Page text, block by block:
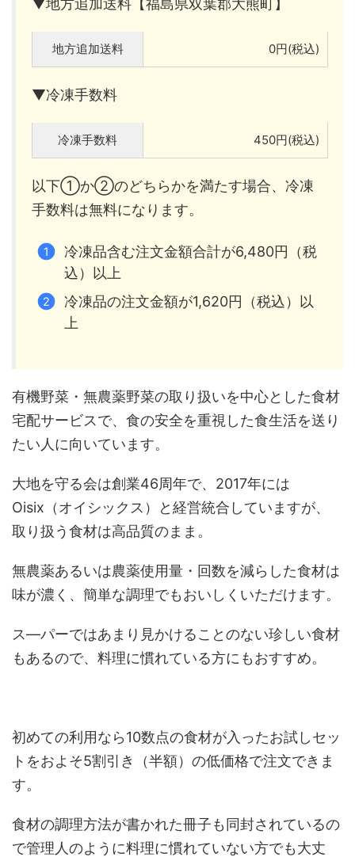
▼地方追加送料【福島県双葉郡大熊町】
地方追加送料 0円(税込)
▼冷凍手数料
冷凍手数料 450円(税込)
以下①か②のどちらかを満たす場合、冷凍
手数料は無料になります。
冷凍品含む注文金額合計が6,480円（税
込）以上
冷凍品の注文金額が1,620円（税込）以
上
有機野菜・無農薬野菜の取り扱いを中心とした食材
宅配サービスで、食の安全を重視した食生活を送り
たい人に向いています。
大地を守る会は創業46周年で、2017年には
Oisix（オイシックス）と経営統合していますが、
取り扱う食材は高品質のまま。
無農薬あるいは農薬使用量・回数を減らした食材は
味が濃く、簡単な調理でもおいしくいただけます。
ス―パーではあまり見かけることのない珍しい食材
もあるので、料理に慣れている方にもおすすめ。
初めての利用なら10数点の食材が入ったお試しセッ
トをおよそ5割引き（半額）の低価格で注文できま
す。
食材の調理方法が書かれた冊子も同封されているの
で管理人のように料理に慣れていない方でも大丈